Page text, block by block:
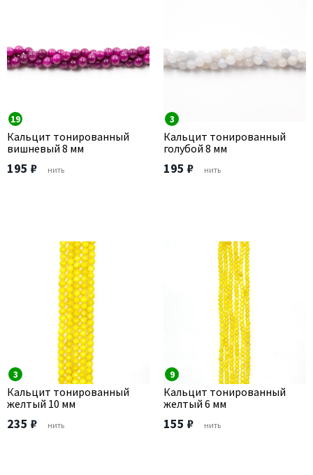
19
Кальцит тонированный
вишневый 8 мм
195 ₽ нить
3
Кальцит тонированный
голубой 8 мм
195 ₽ нить
3
Кальцит тонированный
желтый 10 мм
235 ₽ нить
9
Кальцит тонированный
желтый 6 мм
155 ₽ нить